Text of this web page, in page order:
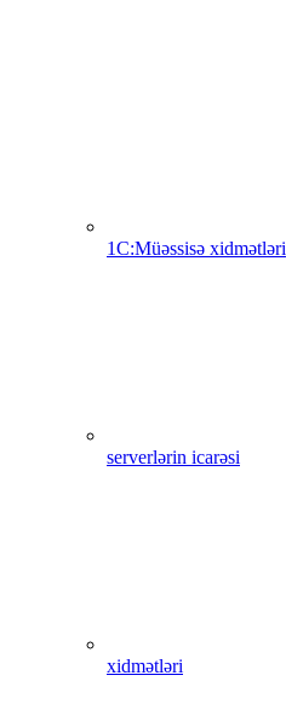
1C:Müəssisə xidmətləri
serverlərin icarəsi
xidmətləri